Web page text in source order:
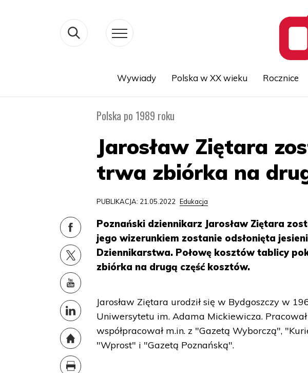
Wywiady Polska w XX wieku Rocznice
Polska po 1989 roku
Jarosław Ziętara
trwa zbiórka na
PUBLIKACJA: 21.05.2022 Edukacja
Poznański dziennikarz Jarosław Ziętara
jego wizerunkiem zostanie odsłonięta
Dziennikarstwa. Połowę kosztów tablicy
zbiórka na drugą część kosztów.
Jarosław Ziętara urodził się w Bydgoszczy w
Uniwersytetu im. Adama Mickiewicza.
współpracował m.in. z "Gazetą Wyborczą",
"Wprost" i "Gazetą Poznańską".